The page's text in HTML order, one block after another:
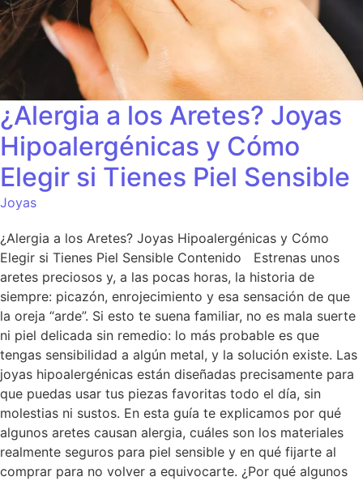
¿Alergia a los Aretes? Joyas
Hipoalergénicas y Cómo
Elegir si Tienes Piel Sensible
Joyas
¿Alergia a los Aretes? Joyas Hipoalergénicas y Cómo
Elegir si Tienes Piel Sensible Contenido Estrenas unos
aretes preciosos y, a las pocas horas, la historia de
siempre: picazón, enrojecimiento y esa sensación de que
la oreja “arde”. Si esto te suena familiar, no es mala suerte
ni piel delicada sin remedio: lo más probable es que
tengas sensibilidad a algún metal, y la solución existe. Las
joyas hipoalergénicas están diseñadas precisamente para
que puedas usar tus piezas favoritas todo el día, sin
molestias ni sustos. En esta guía te explicamos por qué
algunos aretes causan alergia, cuáles son los materiales
realmente seguros para piel sensible y en qué fijarte al
comprar para no volver a equivocarte. ¿Por qué algunos